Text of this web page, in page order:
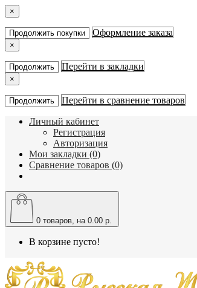
×
Продолжить покупки Оформление заказа
×
Продолжить Перейти в закладки
×
Продолжить Перейти в сравнение товаров
Личный кабинет
Регистрация
Авторизация
Мои закладки (0)
Сравнение товаров (0)
0 товаров, на 0.00 р.
В корзине пусто!